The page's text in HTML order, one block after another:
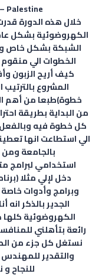
Palestine
خلال هذه الدورة
الكهروضوئية بشكل
الشبكة بشكل خاص و
الخطوات الي منقوم
كيف أريح الزبون
المشروع
خطوة)طبعا من أهم
من البداية بطريقة
كل خطوة فيه
الي استطاعت انها
بالجامعة
استخدامي لبرامج
دخل لإلي مثلا
وبرامج وأدوات
الجدير بالذكر
الكهروضوئية كلها
رائعة بتأهلني
نستغل كل جزء من
والتقدير للمهندس
للنجاح